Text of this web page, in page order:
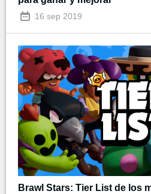
16 sep 2019
Brawl Stars: Tier List de los